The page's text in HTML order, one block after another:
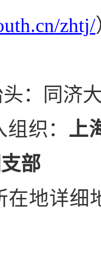
zhtj/
：同济
织： 上
部
在地详细